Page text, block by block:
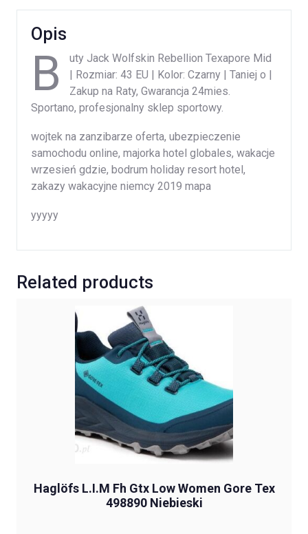
Opis
B
uty Jack Wolfskin Rebellion Texapore Mid
| Rozmiar: 43 EU | Kolor: Czarny | Taniej o |
Zakup na Raty, Gwarancja 24mies.
Sportano, profesjonalny sklep sportowy.
wojtek na zanzibarze oferta, ubezpieczenie
samochodu online, majorka hotel globales, wakacje
wrzesień gdzie, bodrum holiday resort hotel,
zakazy wakacyjne niemcy 2019 mapa
yyyyy
Related products
Haglöfs L.I.M Fh Gtx Low Women Gore Tex
498890 Niebieski